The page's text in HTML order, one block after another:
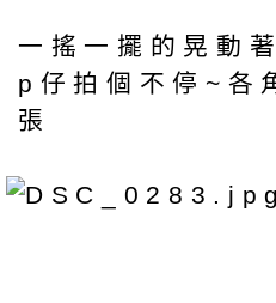
一搖一擺的晃動
p仔拍個不停~各
張